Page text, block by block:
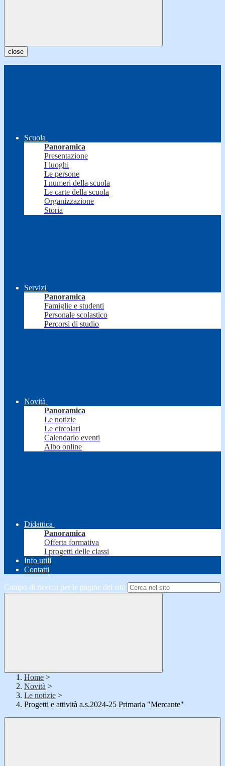
close
Scuola
Panoramica
Presentazione
I luoghi
Le persone
I numeri della scuola
Le carte della scuola
Organizzazione
Storia
Servizi
Panoramica
Famiglie e studenti
Personale scolastico
Percorsi di studio
Novità
Panoramica
Le notizie
Le circolari
Calendario eventi
Albo online
Didattica
Panoramica
Offerta formativa
I progetti delle classi
Info utili
Contatti
Campo di ricerca per le pagine del sito
Home >
Novità >
Le notizie >
Progetti e attività a.s.2024-25 Primaria "Mercante"